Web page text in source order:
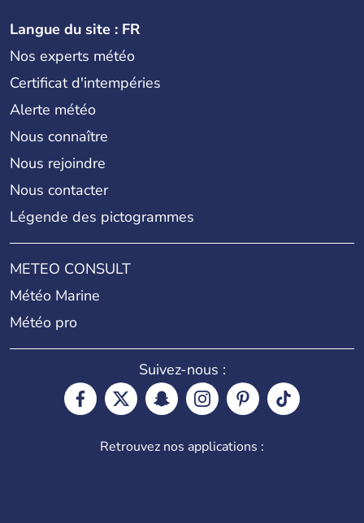
Langue du site : FR
Nos experts météo
Certificat d'intempéries
Alerte météo
Nous connaître
Nous rejoindre
Nous contacter
Légende des pictogrammes
METEO CONSULT
Météo Marine
Météo pro
Suivez-nous :
Retrouvez nos applications :